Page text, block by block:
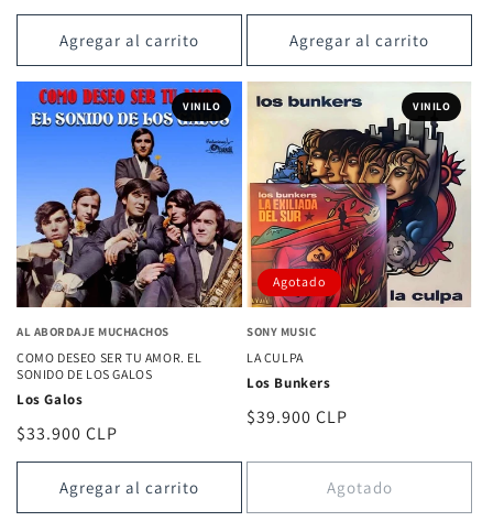
habitual
Agregar al carrito
habitual
Agregar al carrito
VINILO
AL ABORDAJE MUCHACHOS
COMO DESEO SER TU AMOR. EL
SONIDO DE LOS GALOS
Los Galos
Precio
habitual
$33.900 CLP
Agregar al carrito
VINILO
Agotado
SONY MUSIC
LA CULPA
Los Bunkers
Precio
$39.900 CLP
Agotado